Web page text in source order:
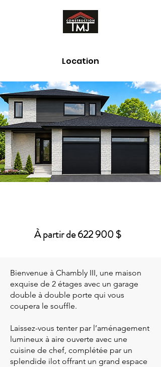
Location
À partir de 622 900 $
Bienvenue à Chambly III, une maison
exquise de 2 étages avec un garage
double à double porte qui vous
coupera le souffle.
Laissez-vous tenter par l’aménagement
lumineux à aire ouverte avec une
cuisine de chef, complétée par un
splendide ilot offrant un grand espace